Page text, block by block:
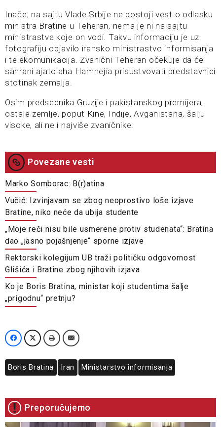
Inače, na sajtu Vlade Srbije ne postoji vest o odlasku
ministra Bratine u Teheran, nema je ni na sajtu
ministrastva koje on vodi. Takvu informaciju je uz
fotografiju objavilo iransko ministrastvo informisanja
i telekomunikacija. Zvanični Teheran očekuje da će
sahrani ajatolaha Hamnejia prisustvovati predstavnici
stotinak zemalja.
Osim predsednika Gruzije i pakistanskog premijera,
ostale zemlje, poput Kine, Indije, Avganistana, šalju
visoke, ali ne i najviše zvaničnike.
Povezane vesti
Marko Somborac: B(r)atina
Vučić: Izvinjavam se zbog neoprostivo loše izjave
Bratine, niko neće da ubija studente
„Moje reči nisu bile usmerene protiv studenata“: Bratina
dao „jasno pojašnjenje“ sporne izjave
Rektorski kolegijum UB traži političku odgovornost
Glišića i Bratine zbog njihovih izjava
Ko je Boris Bratina, ministar koji studentima šalje
„prigodnu“ pretnju?
Boris Bratina Iran Ministarstvo informisanja
Preporučujemo